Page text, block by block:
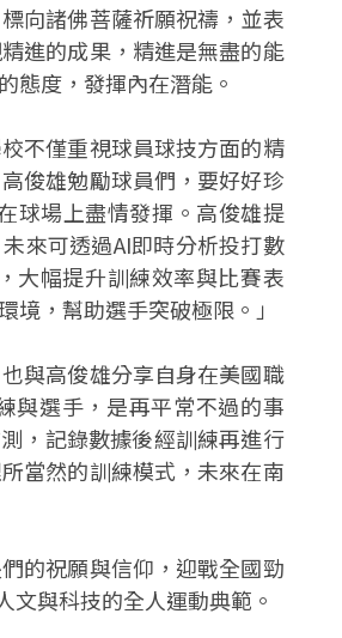
向諸佛菩薩祈願祝禱，並表
進的成果，精進是無盡的能
態度，發揮內在潛能。
不僅重視球員球技方面的精
俊雄勉勵球員們，要好好珍
球場上盡情發揮。高俊雄提
來可透過AI即時分析投打數
大幅提升訓練效率與比賽表
，幫助選手突破極限。」
與高俊雄分享自身在美國職
與選手，是再平常不過的事
，記錄數據後經訓練再進行
當然的訓練模式，未來在南
的祝願與信仰，迎戰全國勁
與科技的全人運動典範。